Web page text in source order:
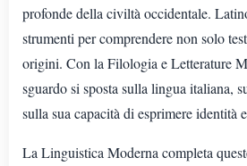
profonde della civiltà occidentale.
strumenti per comprendere non solo
origini. Con la Filologia e Letterature
sguardo si sposta sulla lingua italiana,
sulla sua capacità di esprimere identità
La Linguistica Moderna completa